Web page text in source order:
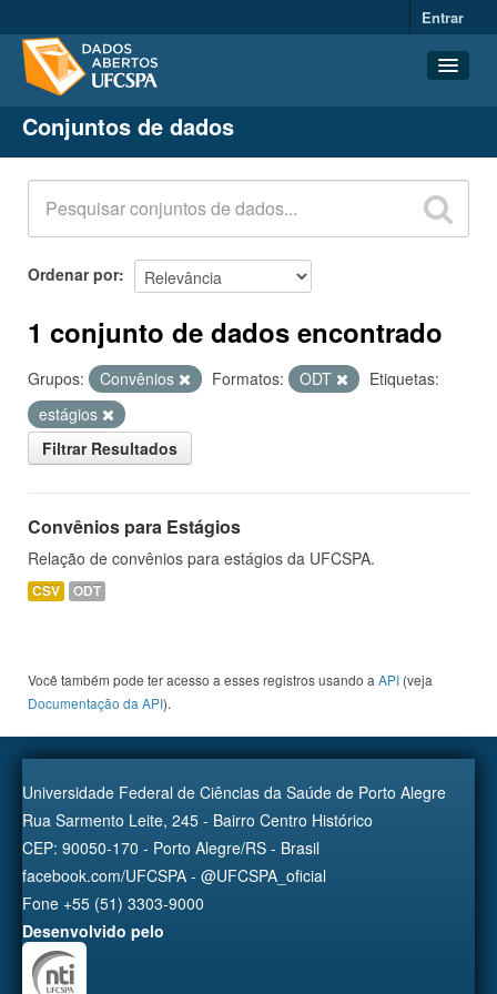
Entrar
Conjuntos de dados
Organizações
Grupos
Sobre
Conjuntos de dados
Ordenar por
1 conjunto de dados encontrado
Grupos: Convênios Formatos: ODT
Etiquetas:
estágios
Filtrar Resultados
Convênios para Estágios
Relação de convênios para estágios da UFCSPA.
CSV ODT
Você também pode ter acesso a esses registros usando a API (veja
Documentação da API).
Universidade Federal de Ciências da Saúde de Porto Alegre
Rua Sarmento Leite, 245 - Bairro Centro Histórico
CEP: 90050-170 - Porto Alegre/RS - Brasil
facebook.com/UFCSPA - @UFCSPA_oficial
Fone +55 (51) 3303-9000
Desenvolvido pelo